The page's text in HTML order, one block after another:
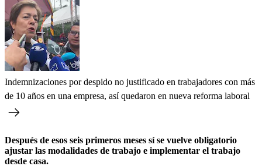
Indemnizaciones por despido no justificado en trabajadores con más
de 10 años en una empresa, así quedaron en nueva reforma laboral
Después de esos seis primeros meses sí se vuelve obligatorio
ajustar las modalidades de trabajo e implementar el trabajo
desde casa.